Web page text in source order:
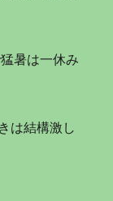
暑は一休み
は結構激し